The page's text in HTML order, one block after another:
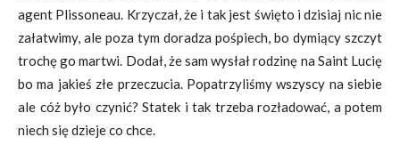
agent Plissoneau. Krzyczał, że i tak jest święto i dzisiaj nic nie
załatwimy, ale poza tym doradza pośpiech, bo dymiący szczyt
trochę go martwi. Dodał, że sam wysłał rodzinę na Saint Lucię
bo ma jakieś złe przeczucia. Popatrzyliśmy wszyscy na siebie
ale cóż było czynić? Statek i tak trzeba rozładować, a potem
niech się dzieje co chce.